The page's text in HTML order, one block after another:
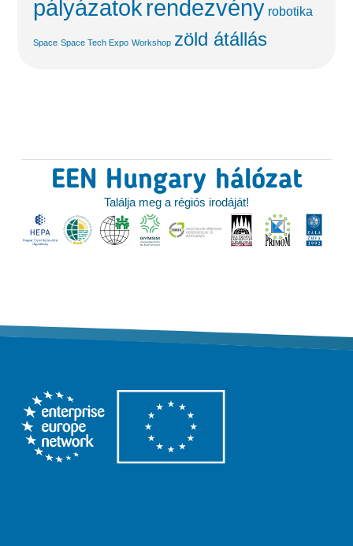
pályázatok rendezvény robotika
Space Space Tech Expo Workshop zöld átállás
EEN Hungary hálózat
Találja meg a régiós irodáját!